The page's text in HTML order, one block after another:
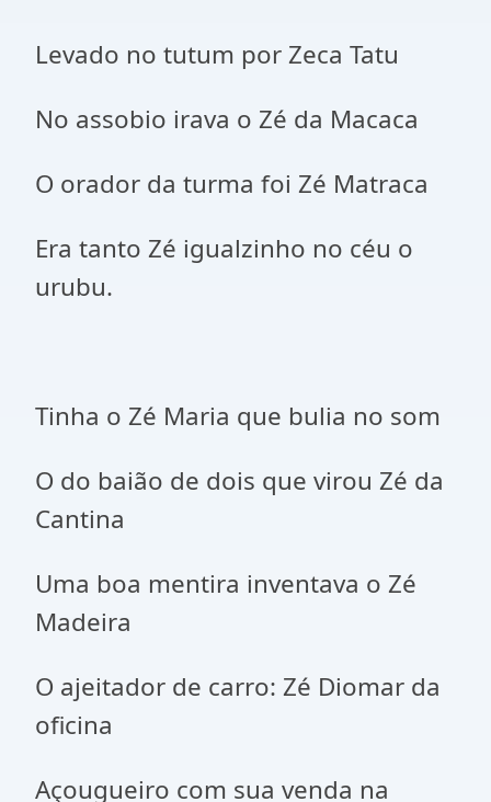
Levado no tutum por Zeca Tatu
No assobio irava o Zé da Macaca
O orador da turma foi Zé Matraca
Era tanto Zé igualzinho no céu o
urubu.
Tinha o Zé Maria que bulia no som
O do baião de dois que virou Zé da
Cantina
Uma boa mentira inventava o Zé
Madeira
O ajeitador de carro: Zé Diomar da
oficina
Açougueiro com sua venda na